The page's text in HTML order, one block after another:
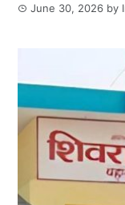
June 30, 2026 by